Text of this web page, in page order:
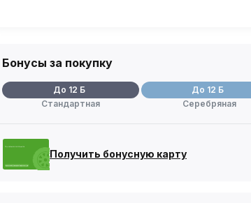
Бонусы за покупку
До 12 Б
Стандартная
До 12 Б
Серебряная
Получить бонусную карту